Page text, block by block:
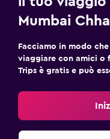
Mumbai
Facciamo in modo
viaggiare con amici o
Trips è gratis e può